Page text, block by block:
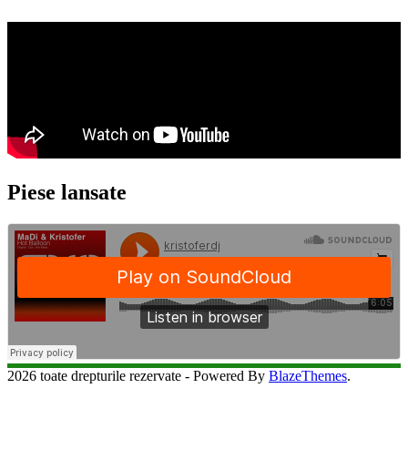
Piese lansate
2026 toate drepturile rezervate - Powered By BlazeThemes.